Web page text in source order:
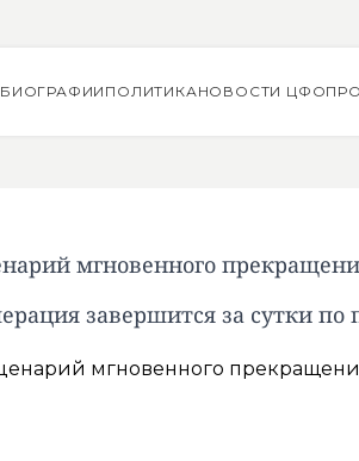
БИОГРАФИИ ПОЛИТИКАНОВОСТИ ЦФО
мгновенного
завершится за сутки по